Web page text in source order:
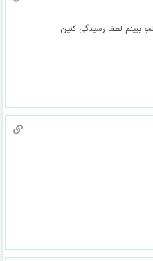
ببینم لطفا رسیدگی کنین